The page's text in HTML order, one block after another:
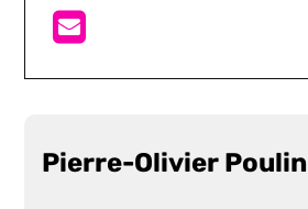
Pierre-Olivier Poulin